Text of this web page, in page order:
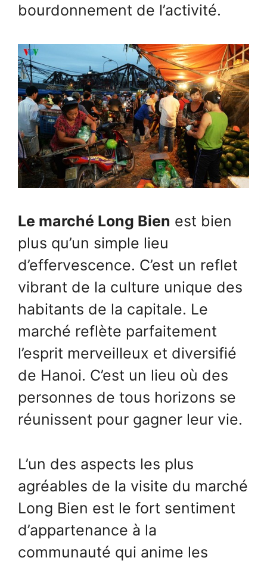
bourdonnement de l’activité.
Le marché Long Bien est bien
plus qu’un simple lieu
d’effervescence. C’est un reflet
vibrant de la culture unique des
habitants de la capitale. Le
marché reflète parfaitement
l’esprit merveilleux et diversifié
de Hanoi. C’est un lieu où des
personnes de tous horizons se
réunissent pour gagner leur vie.
L’un des aspects les plus
agréables de la visite du marché
Long Bien est le fort sentiment
d’appartenance à la
communauté qui anime les